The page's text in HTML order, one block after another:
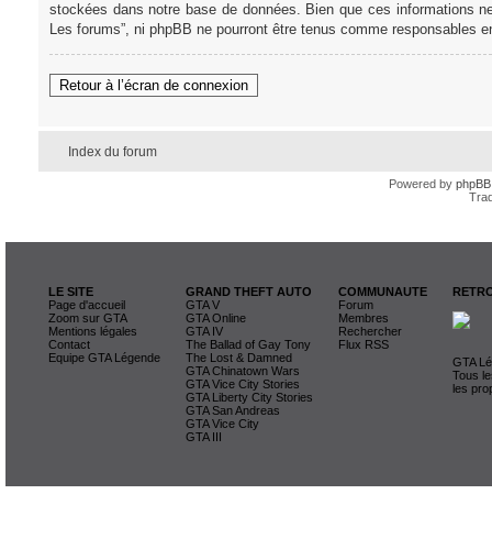
stockées dans notre base de données. Bien que ces informations
Les forums”, ni phpBB ne pourront être tenus comme
Retour à l’écran de connexion
Index du forum
Powered by phpBB
LE SITE
Page d'accueil
Zoom sur GTA
Mentions légales
Contact
Equipe GTA Légende
GRAND THEFT AUTO
GTA V
GTA Online
GTA IV
The Ballad of Gay Tony
The Lost & Damned
GTA Chinatown Wars
GTA Vice City Stories
GTA Liberty City Stories
GTA San Andreas
GTA Vice City
GTA III
COMMUNAUTE
Forum
Membres
Rechercher
Flux RSS
GTA
Tous
les